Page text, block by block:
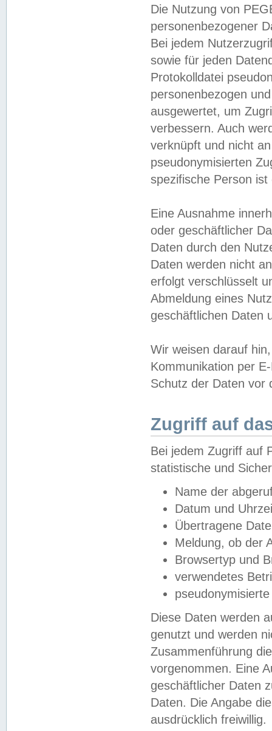
Die Nutzung von
personenbezogener
Bei jedem
sowie für jeden
Protokolldatei
personenbezogen
ausgewertet, um
verbessern. Auch
verknüpft und nicht
pseudonymisierten
spezifische Person
Eine Ausnahme
oder geschäftlicher
Daten durch den
Daten werden nicht
erfolgt verschlüsselt
Abmeldung eines
geschäftlichen Daten
Wir weisen darauf
Kommunikation per
Schutz der Daten vor
Zugriff auf
Bei jedem Zugriff auf
statistische und
Name der
Datum und
Übertragene
Meldung, ob der
Browsertyp und
verwendetes
Diese Daten werden
genutzt und werden
Zusammenführung
vorgenommen. Eine
geschäftlicher Daten
Daten. Die Angabe
ausdrücklich freiwillig.